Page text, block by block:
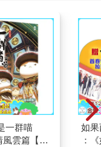
一群喵
風雲篇【萌
如
：